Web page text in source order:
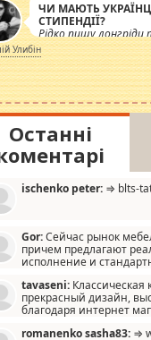
ЧИ МАЮТЬ
СТИПЕНДІЇ?
Рідко пишу
але вже просто
інсенуації навколо
Штучно
катастрофа.
Улибін
Останні
ischenko peter: ⇒ blts-
Gor:Сейчас рынок
причем предлагают
исполнение и
мало походит на
и что главное
ненужных наворотов
tavaseni: Классическая
прекрасный дизайн,
благодаря интернет
romanenko sasha83: ⇒